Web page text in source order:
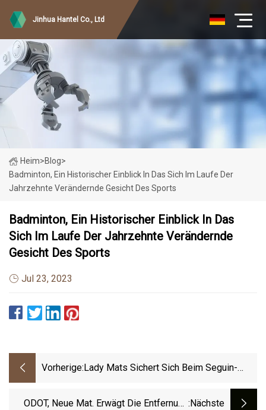
Jinhua Hantel Co., Ltd
Heim>Blog>
Badminton, Ein Historischer Einblick In Das Sich Im Laufe Der
Jahrzehnte Verändernde Gesicht Des Sports
Badminton, Ein Historischer Einblick In Das
Sich Im Laufe Der Jahrzehnte Verändernde
Gesicht Des Sports
Jul 23, 2023
Vorherige: Lady Mats Sichert Sich Beim Seguin-
ODOT, Neue Mat. Erwägt Die Entfernung
:nächste